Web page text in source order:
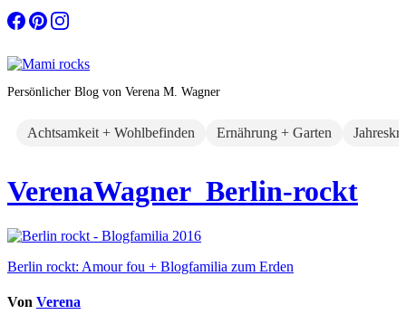
Zum
Inhalt
Persönlicher Blog von Verena M. Wagner
Achtsamkeit + Wohlbefinden Ernährung + Garten
VerenaWagner_Berlin-rockt
Beitragsnavigation
Berlin rockt: Amour fou + Blogfamilia zum Erden
Von Verena